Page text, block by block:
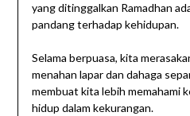
yang ditinggalkan Ramadhan
pandang terhadap kehidupan.
Selama berpuasa, kita
menahan lapar dan dahaga
membuat kita lebih memahami
hidup dalam kekurangan.